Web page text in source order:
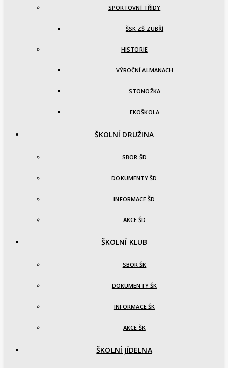
SPORTOVNÍ TŘÍDY
ŠSK ZŠ ZUBŘÍ
HISTORIE
VÝROČNÍ ALMANACH
STONOŽKA
EKOŠKOLA
ŠKOLNÍ DRUŽINA
SBOR ŠD
DOKUMENTY ŠD
INFORMACE ŠD
AKCE ŠD
ŠKOLNÍ KLUB
SBOR ŠK
DOKUMENTY ŠK
INFORMACE ŠK
AKCE ŠK
ŠKOLNÍ JÍDELNA